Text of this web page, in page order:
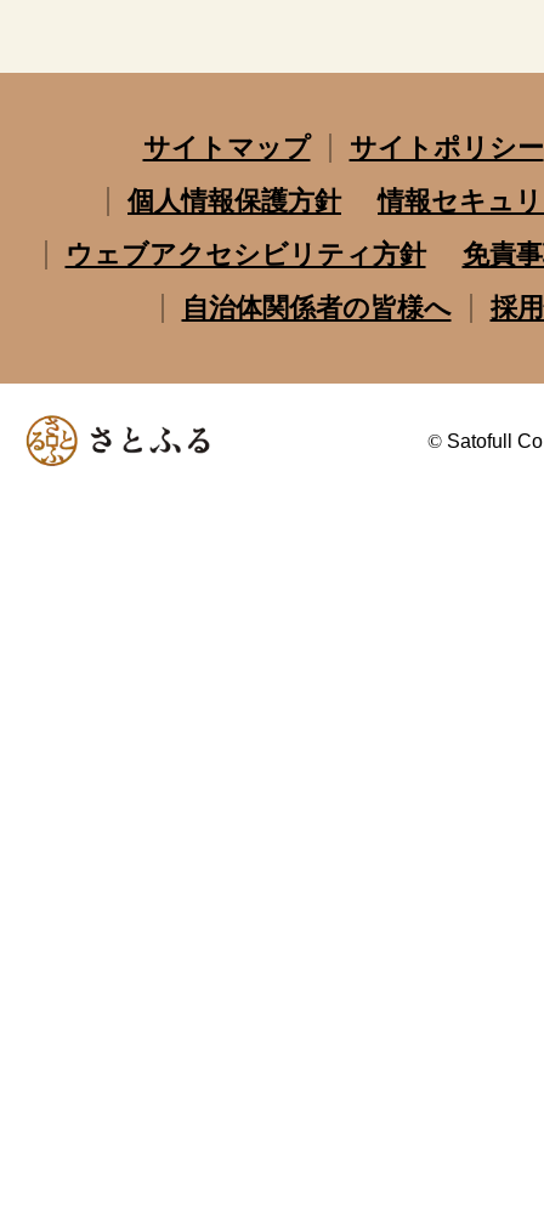
サイトマップ
サイトポリシー
個人情報保護方針
情報セキュ
ウェブアクセシビリティ方針
免責
自治体関係者の皆様へ
採
© Satofull